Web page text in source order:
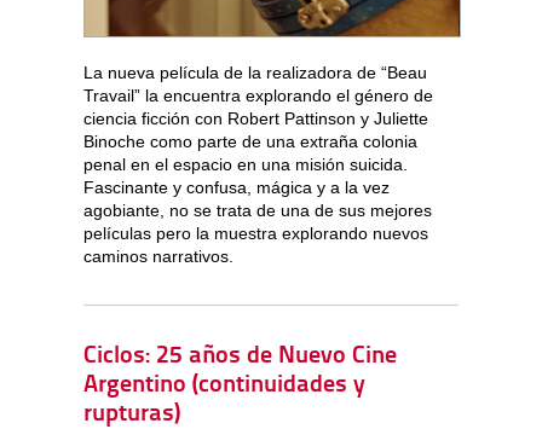
La nueva película de la realizadora de “Beau
Travail” la encuentra explorando el género de
ciencia ficción con Robert Pattinson y Juliette
Binoche como parte de una extraña colonia
penal en el espacio en una misión suicida.
Fascinante y confusa, mágica y a la vez
agobiante, no se trata de una de sus mejores
películas pero la muestra explorando nuevos
caminos narrativos.
Ciclos: 25 años de Nuevo Cine
Argentino (continuidades y
rupturas)